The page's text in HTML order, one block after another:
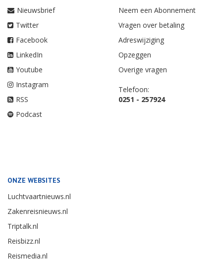
Nieuwsbrief
Twitter
Facebook
LinkedIn
Youtube
Instagram
RSS
Podcast
Neem een Abonnement
Vragen over betaling
Adreswijziging
Opzeggen
Overige vragen
Telefoon:
0251 - 257924
ONZE WEBSITES
Luchtvaartnieuws.nl
Zakenreisnieuws.nl
Triptalk.nl
Reisbizz.nl
Reismedia.nl